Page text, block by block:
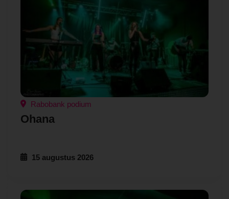
Rabobank podium
Ohana
15 augustus 2026